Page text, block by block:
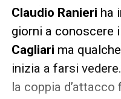
Claudio Ranieri ha
giorni a conoscere
Cagliari ma
inizia a farsi
la coppia d’attacco